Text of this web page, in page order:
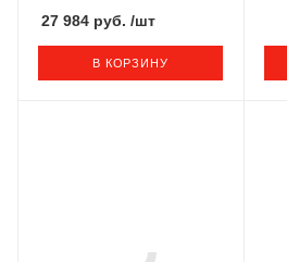
27 984 руб. /шт
В КОРЗИНУ